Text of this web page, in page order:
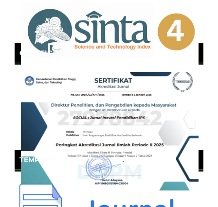
CERTIFICATE OF SINTA
TEMPLATE